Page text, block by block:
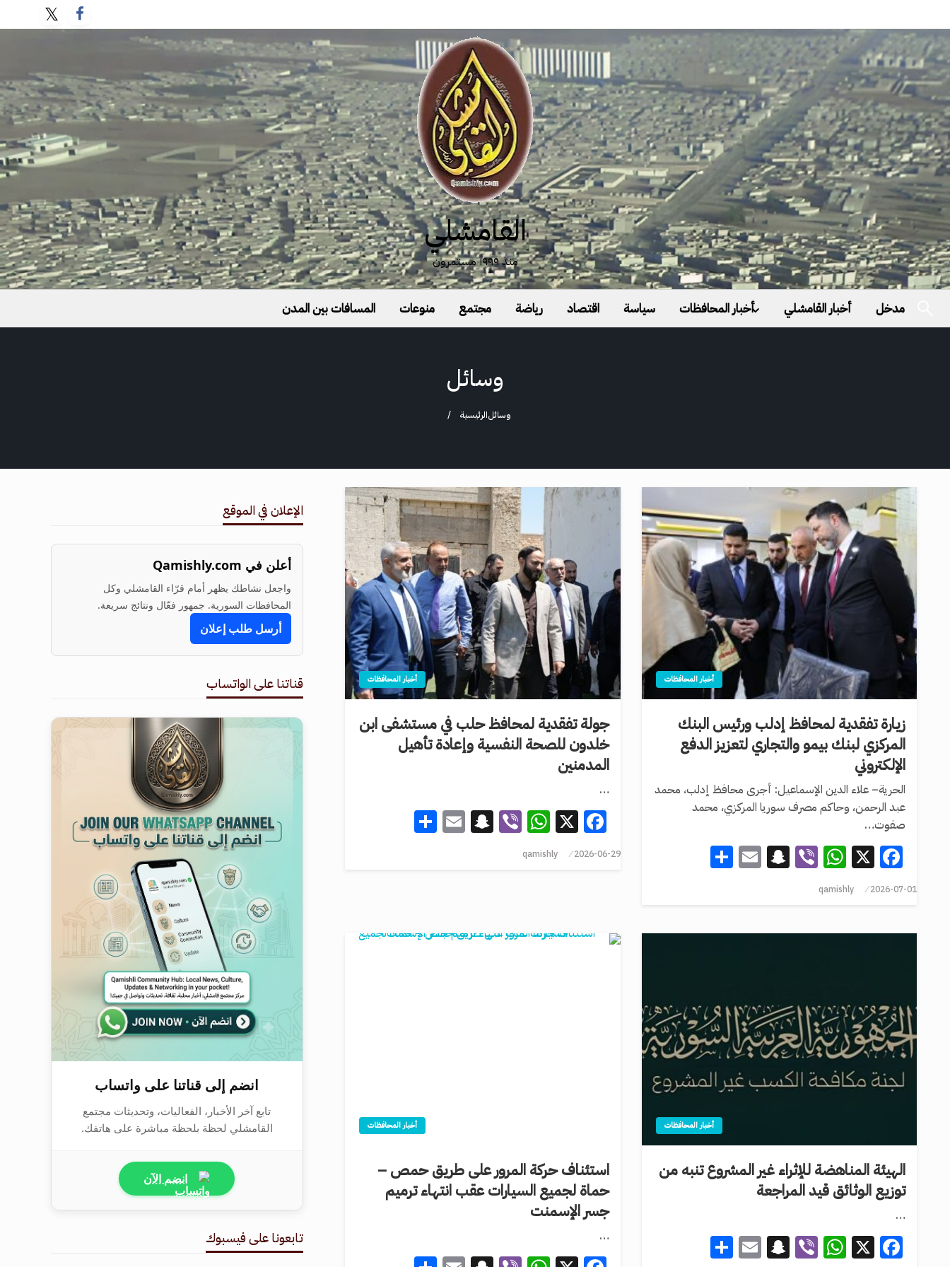
القامشلي
منذ ١٩٩٩ مستمرون
مدخل أخبار القامشلي أخبار المحافظات سياسة اقتصاد رياضة مجتمع منوعات المسافات بين المدن
وسائل
الرئيسيةوسائل
أخبار المحافظات
زيارة تفقدية لمحافظ إدلب ورئيس البنك
المركزي لبنك بيمو والتجاري لتعزيز الدفع
الإلكتروني
الحرية– علاء الدين الإسماعيل: أجرى محافظ إدلب، محمد
عبد الرحمن، وحاكم مصرف سوريا المركزي، محمد
صفوت…
Facebook
X
WhatsApp
Viber
Snapchat
Email
2026-07-01
qamishly
أخبار المحافظات
جولة تفقدية لمحافظ حلب في مستشفى ابن
خلدون للصحة النفسية وإعادة تأهيل
المدمنين
…
Facebook
X
WhatsApp
Viber
Snapchat
Email
2026-06-29
qamishly
أخبار المحافظات
الهيئة المناهضة للإثراء غير المشروع تنبه من
توزيع الوثائق قيد المراجعة
…
Facebook
X
WhatsApp
Viber
Snapchat
Email
أخبار المحافظات
استئناف حركة المرور على طريق حمص –
حماة لجميع السيارات عقب انتهاء ترميم
جسر الإسمنت
…
الإعلان في الموقع
أعلن في Qamishly.com
واجعل نشاطك يظهر أمام قرّاء القامشلي وكل
المحافظات السورية. جمهور فعّال ونتائج سريعة.
أرسل طلب إعلان
قناتنا على الواتساب
انضم إلى قناتنا على واتساب
تابع آخر الأخبار، الفعاليات، وتحديثات مجتمع
القامشلي لحظة بلحظة مباشرة على هاتفك.
انضم الآن
تابعونا على فيسبوك